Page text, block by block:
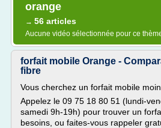
orange
→ 56 articles
Aucune vidéo sélectionnée pour ce
forfait mobile Orange -
fibre
Vous cherchez un forfait mobile
Appelez le 09 75 18 80 51 (lundi-
samedi 9h-19h) pour trouver un
besoins, ou faites-vous rappeler